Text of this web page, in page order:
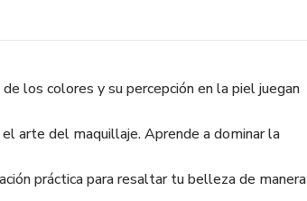
los colores y su percepción en la piel juegan
arte del maquillaje. Aprende a dominar la
práctica para resaltar tu belleza de manera